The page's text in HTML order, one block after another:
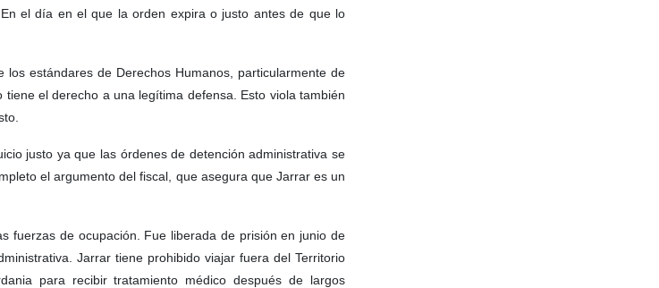
el día en el que la orden expira o justo antes de que lo
estándares de Derechos Humanos, particularmente de
el derecho a una legítima defensa. Esto viola también
justo ya que las órdenes de detención administrativa se
el argumento del fiscal, que asegura que Jarrar es un
fuerzas de ocupación. Fue liberada de prisión en junio de
Jarrar tiene prohibido viajar fuera del Territorio
para recibir tratamiento médico después de largos